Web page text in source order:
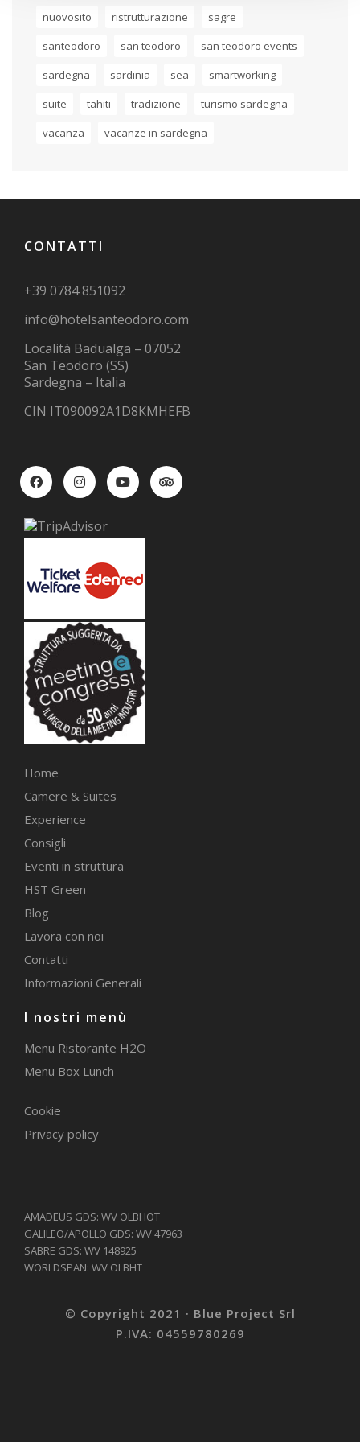
nuovosito
ristrutturazione
sagre
santeodoro
san teodoro
san teodoro events
sardegna
sardinia sea
smartworking
suite
tahiti tradizione
turismo sardegna
vacanza
vacanze in sardegna
CONTATTI
+39 0784 851092
info@hotelsanteodoro.com
Località Badualga – 07052
San Teodoro (SS)
Sardegna – Italia
CIN IT090092A1D8KMHEFB
Home
Camere & Suites
Experience
Consigli
Eventi in struttura
HST Green
Blog
Lavora con noi
Contatti
Informazioni Generali
I nostri menù
Menu Ristorante H2O
Menu Box Lunch
Cookie
Privacy policy
AMADEUS GDS: WV OLBHOT
GALILEO/APOLLO GDS: WV 47963
SABRE GDS: WV 148925
WORLDSPAN: WV OLBHT
© Copyright 2021 · Blue Project Srl
P.IVA: 04559780269